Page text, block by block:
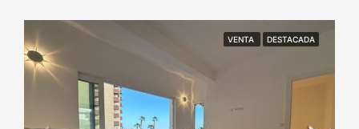
VENTA DESTACADA